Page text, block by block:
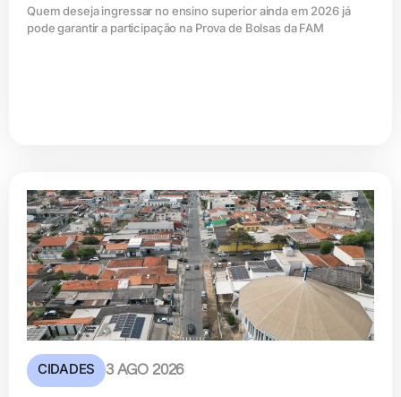
Quem deseja ingressar no ensino superior ainda em 2026 já
pode garantir a participação na Prova de Bolsas da FAM
CIDADES 3 AGO 2026